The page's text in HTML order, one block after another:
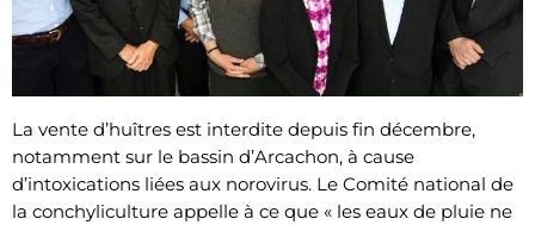
La vente d’huîtres est interdite depuis fin décembre,
notamment sur le bassin d’Arcachon, à cause
d’intoxications liées aux norovirus. Le Comité national de
la conchyliculture appelle à ce que « les eaux de pluie ne